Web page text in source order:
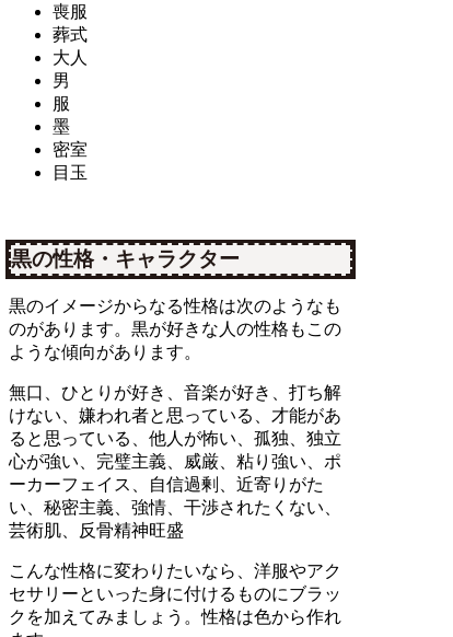
喪服
葬式
大人
男
服
墨
密室
目玉
黒の性格・キャラクター
黒のイメージからなる性格は次のようなも
のがあります。黒が好きな人の性格もこの
ような傾向があります。
無口、ひとりが好き、音楽が好き、打ち解
けない、嫌われ者と思っている、才能があ
ると思っている、他人が怖い、孤独、独立
心が強い、完璧主義、威厳、粘り強い、ポ
ーカーフェイス、自信過剰、近寄りがた
い、秘密主義、強情、 干渉されたくない
芸術肌、反骨精神旺盛
こんな性格に変わりたいなら、洋服やアク
セサリーといった身に付けるものにブラッ
クを加えてみましょう。性格は色から作れ